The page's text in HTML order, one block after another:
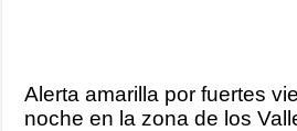
Alerta amarilla por fuertes
noche en la zona de los